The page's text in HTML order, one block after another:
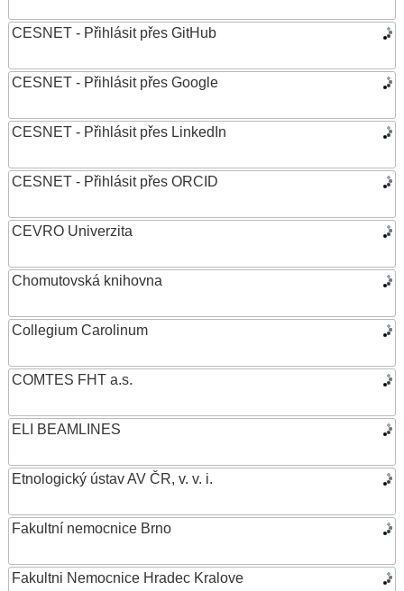
CESNET - Přihlásit přes GitHub
CESNET - Přihlásit přes Google
CESNET - Přihlásit přes LinkedIn
CESNET - Přihlásit přes ORCID
CEVRO Univerzita
Chomutovská knihovna
Collegium Carolinum
COMTES FHT a.s.
ELI BEAMLINES
Etnologický ústav AV ČR, v. v. i.
Fakultní nemocnice Brno
Fakultni Nemocnice Hradec Kralove